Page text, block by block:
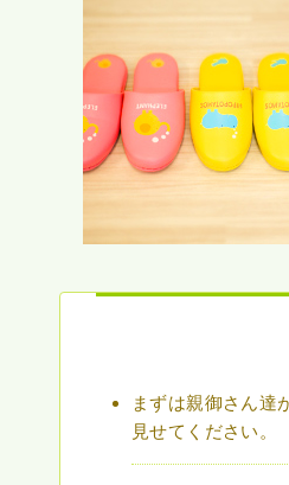
まずは親御さん達
見せてください。